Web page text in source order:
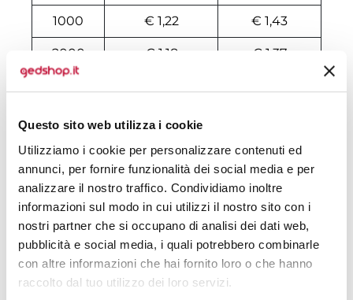
Questo sito web utilizza i cookie
Utilizziamo i cookie per personalizzare contenuti ed
annunci, per fornire funzionalità dei social media e per
analizzare il nostro traffico. Condividiamo inoltre
informazioni sul modo in cui utilizzi il nostro sito con i
nostri partner che si occupano di analisi dei dati web,
pubblicità e social media, i quali potrebbero combinarle
con altre informazioni che hai fornito loro o che hanno
raccolto dal tuo utilizzo dei loro servizi.
1000 € 1,22 € 1,43
2000 € 1,18 € 1,37
4000 € 1,16
5000 € 1,16 € 1,27
6000 € 1,16 € 1,27
7000 € 1,16 € 1,27
8000 € 1,16 € 1,26
10000 € 1,13